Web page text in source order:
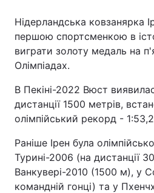
Нідерландська ковзанярка
першою спортсменкою в
виграти золоту медаль на
Олімпіадах.
В Пекіні-2022 Вюст
дистанції 1500 метрів,
олімпійський рекорд -
Раніше Ірен була
Турині-2006 (на дистанції
Ванкувері-2010 (1500 м), у
командній гонці) та у